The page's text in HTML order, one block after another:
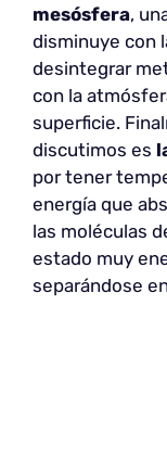
mesósfera,
disminuye con
desintegrar
con la
superficie.
discutimos es
por tener
energía que
las moléculas
estado muy
separándose